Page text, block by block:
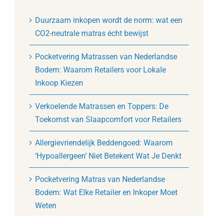
Duurzaam inkopen wordt de norm: wat een
CO2-neutrale matras écht bewijst
Pocketvering Matrassen van Nederlandse
Bodem: Waarom Retailers voor Lokale
Inkoop Kiezen
Verkoelende Matrassen en Toppers: De
Toekomst van Slaapcomfort voor Retailers
Allergievriendelijk Beddengoed: Waarom
‘Hypoallergeen’ Niet Betekent Wat Je Denkt
Pocketvering Matras van Nederlandse
Bodem: Wat Elke Retailer en Inkoper Moet
Weten